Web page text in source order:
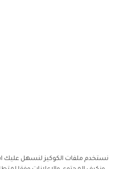
نستخدم ملفات الكوكيز لنسهل عليك